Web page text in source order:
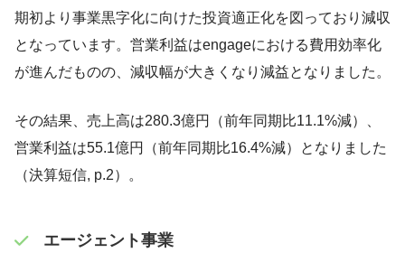
期初より事業黒字化に向けた投資適正化を図っており減収
となっています。営業利益はengageにおける費用効率化
が進んだものの、減収幅が大きくなり減益となりました。
その結果、売上高は280.3億円（前年同期比11.1%減）、
営業利益は55.1億円（前年同期比16.4%減）となりました
（決算短信, p.2）。
エージェント事業